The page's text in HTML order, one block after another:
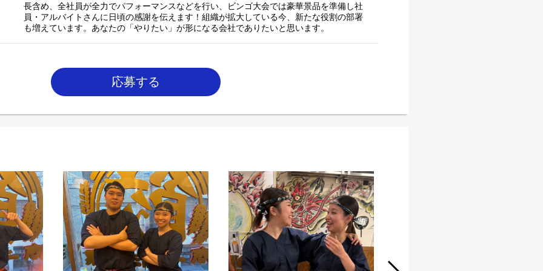
長含め、全社員が全力でパフォーマンスなどを行い、ビンゴ大会では豪華景品を準備し社
員・アルバイトさんに日頃の感謝を伝えます！組織が拡大している今、新たな役割の部署
も増えています。あなたの「やりたい」が形になる会社でありたいと思います。
応募する